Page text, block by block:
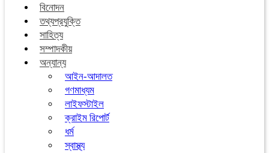
বিনোদন
তথ্যপ্রযুক্তি
সাহিত্য
সম্পাদকীয়
অন্যান্য
আইন-আদালত
গণমাধ্যম
লাইফস্টাইল
ক্রাইম রিপোর্ট
ধর্ম
স্বাস্থ্য